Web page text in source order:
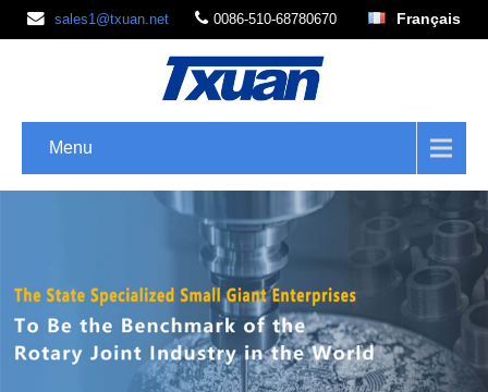
sales1@txuan.net 0086-510-68780670 Français
Menu